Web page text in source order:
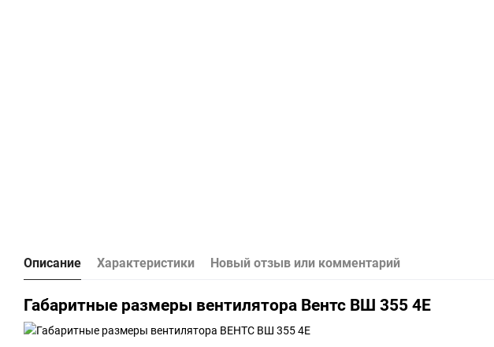
Описание Характеристики Новый отзыв или комментарий
Габаритные размеры вентилятора Вентс ВШ 355 4Е